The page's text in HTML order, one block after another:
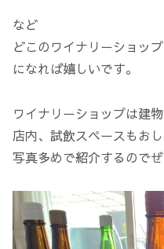
など
どこのワイナリーショッ
になれば嬉しいです。
ワイナリーショップは建
店内、試飲スペースもおし
写真多めで紹介するので